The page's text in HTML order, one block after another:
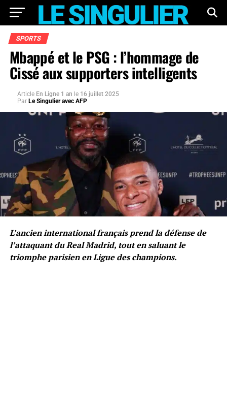
SPORTS
Mbappé et le PSG : l’hommage de
Cissé aux supporters intelligents
Article En Ligne 1 an le 16 juillet 2025
Par Le Singulier avec AFP
L’ancien international français prend la défense de
l’attaquant du Real Madrid, tout en saluant le
triomphe parisien en Ligue des champions.